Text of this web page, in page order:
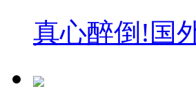
真心醉倒!国